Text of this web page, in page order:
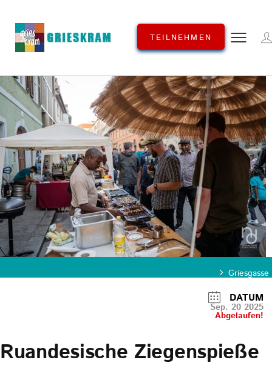
TEILNEHMEN
DATUM
Sep. 20 2025
Abgelaufen!
Ruandesische Ziegenspieße
Griesgasse